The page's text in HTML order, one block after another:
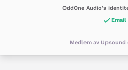
OddOne Audio's
Email
Medlem av Upsound